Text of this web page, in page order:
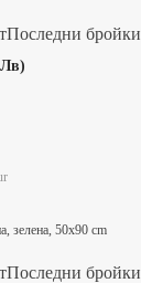
Последни бройки
зелена, 50x90 cm
Последни бройки